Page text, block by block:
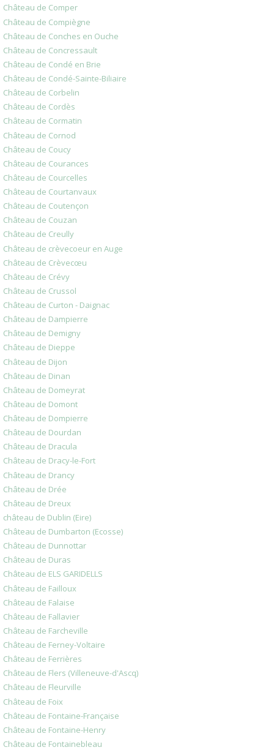
Château de Comper
Château de Compiègne
Château de Conches en Ouche
Château de Concressault
Château de Condé en Brie
Château de Condé-Sainte-Biliaire
Château de Corbelin
Château de Cordès
Château de Cormatin
Château de Cornod
Château de Coucy
Château de Courances
Château de Courcelles
Château de Courtanvaux
Château de Coutençon
Château de Couzan
Château de Creully
Château de crèvecoeur en Auge
Château de Crèvecœu
Château de Crévy
Château de Crussol
Château de Curton - Daignac
Château de Dampierre
Château de Demigny
Château de Dieppe
Château de Dijon
Château de Dinan
Château de Domeyrat
Château de Domont
Château de Dompierre
Château de Dourdan
Château de Dracula
Château de Dracy-le-Fort
Château de Drancy
Château de Drée
Château de Dreux
château de Dublin (Eire)
Château de Dumbarton (Ecosse)
Château de Dunnottar
Château de Duras
Château de ELS GARIDELLS
Château de Failloux
Château de Falaise
Château de Fallavier
Château de Farcheville
Château de Ferney-Voltaire
Château de Ferrières
Château de Flers (Villeneuve-d'Ascq)
Château de Fleurville
Château de Foix
Château de Fontaine-Française
Château de Fontaine-Henry
Château de Fontainebleau